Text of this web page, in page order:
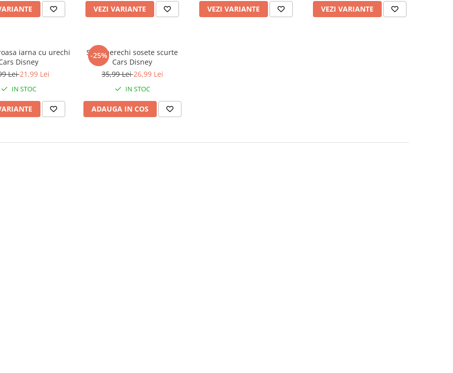
VEZI VARIANTE VEZI VARIANTE VEZI VARIANTE
iarna cu urechi
Disney
Lei21,99 Lei
IN STOC
-25%
Set 2 perechi sosete scurte
Cars Disney
35,99 Lei26,99 Lei
IN STOC
ADAUGA IN COS